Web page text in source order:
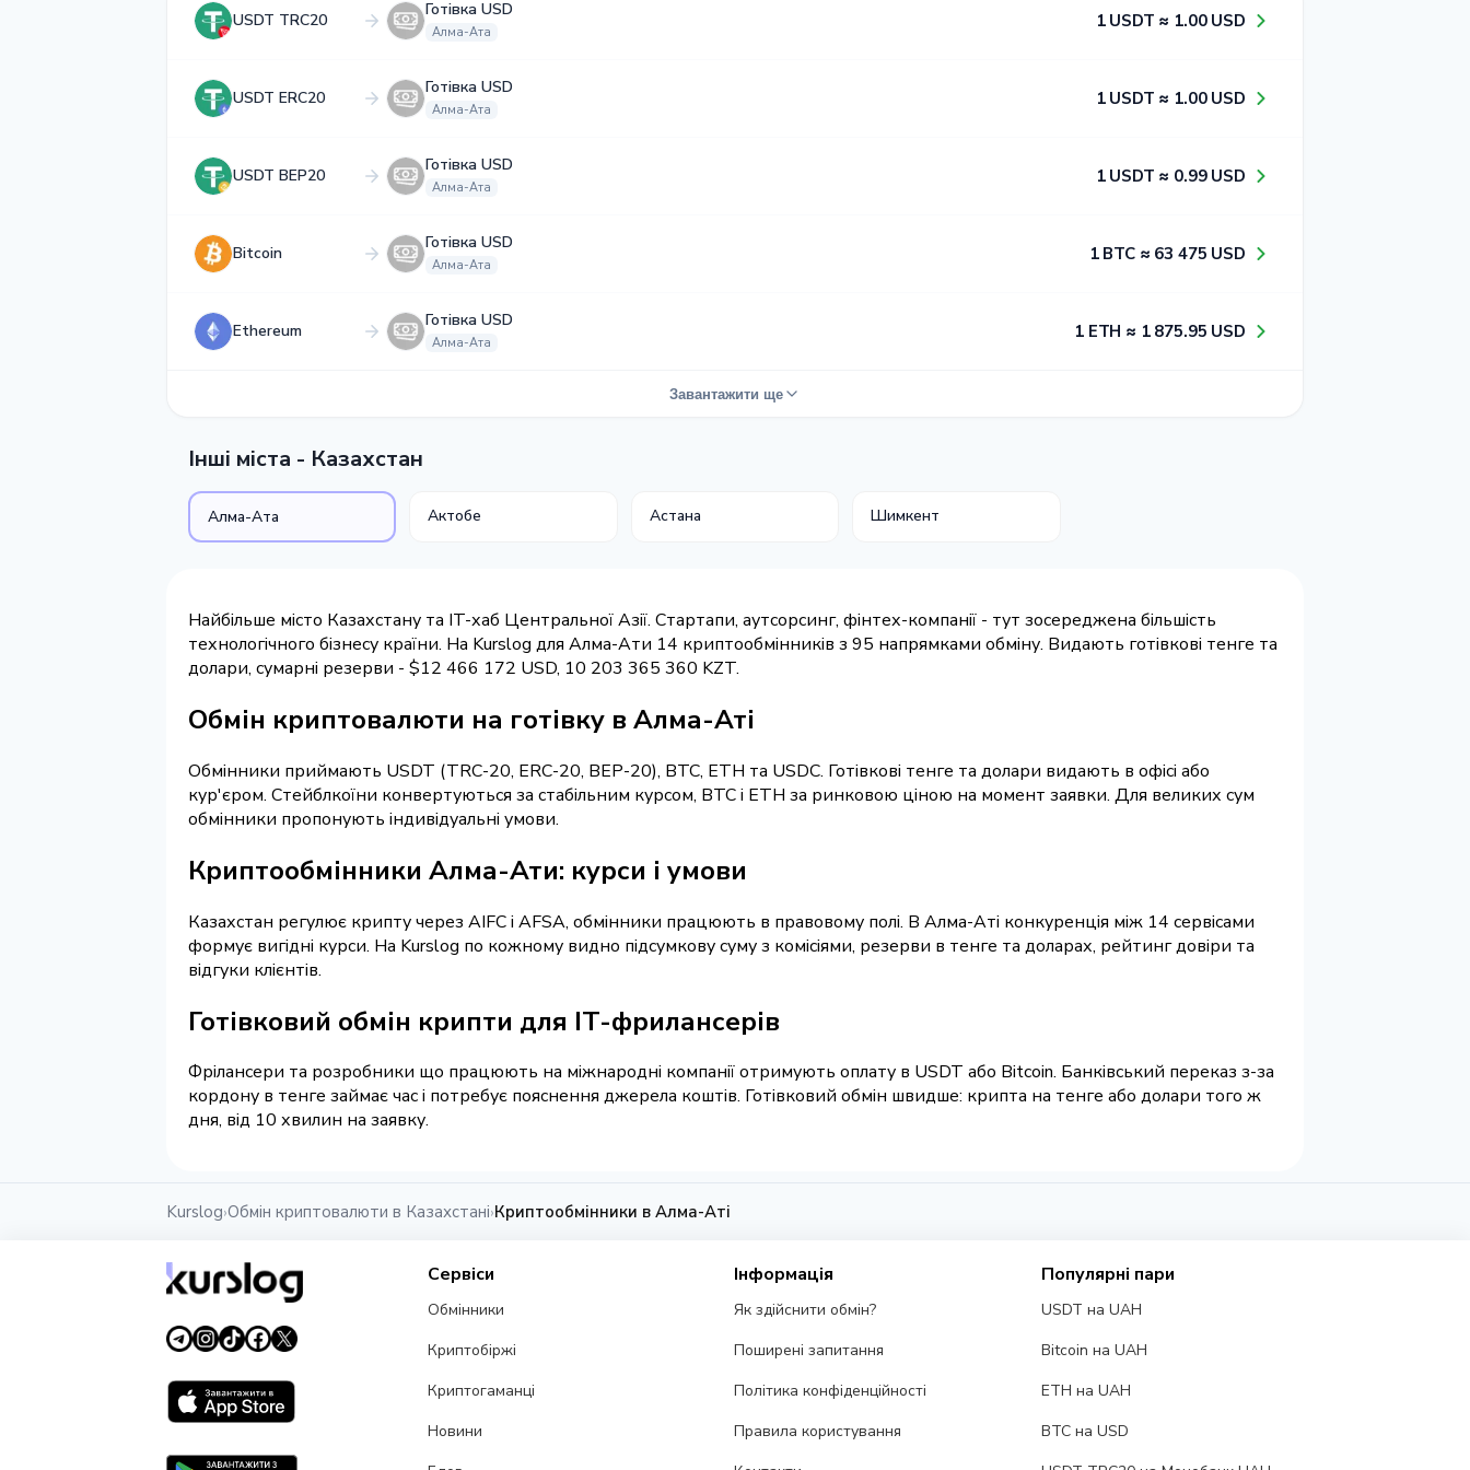
USDT TRC20
Готівка USD
Алма-Ата
1​ USDT ≈ 1​.0​0​ USD
USDT ERC20
Готівка USD
Алма-Ата
1​ USDT ≈ 1​.0​0​ USD
USDT BEP20
Готівка USD
Алма-Ата
1​ USDT ≈ 0​.9​9​ USD
Bitcoin
Готівка USD
Алма-Ата
1​ BTC ≈ 6​3​ 4​7​5​ USD
Ethereum
Готівка USD
Алма-Ата
1​ ETH ≈ 1​ 8​7​5​.9​5​ USD
Завантажити ще
Інші міста - Казахстан
Алма-Ата Актобе Астана Шимкент
Найбільше місто Казахстану та IT-хаб Центральної Азії. Стартапи, аутсорсинг, фінтех-компанії - тут зосереджена більшість
технологічного бізнесу країни. На Kurslog для Алма-Ати 14 криптообмінників з 95 напрямками обміну. Видають готівкові тенге та
долари, сумарні резерви - $12 466 172 USD, 10 203 365 360 KZT.
Обмін криптовалюти на готівку в Алма-Аті
Обмінники приймають USDT (TRC-20, ERC-20, BEP-20), BTC, ETH та USDC. Готівкові тенге та долари видають в офісі або
кур'єром. Стейблкоїни конвертуються за стабільним курсом, BTC і ETH за ринковою ціною на момент заявки. Для великих сум
обмінники пропонують індивідуальні умови.
Криптообмінники Алма-Ати: курси і умови
Казахстан регулює крипту через AIFC і AFSA, обмінники працюють в правовому полі. В Алма-Аті конкуренція між 14 сервісами
формує вигідні курси. На Kurslog по кожному видно підсумкову суму з комісіями, резерви в тенге та доларах, рейтинг довіри та
відгуки клієнтів.
Готівковий обмін крипти для IT-фрилансерів
Фрілансери та розробники що працюють на міжнародні компанії отримують оплату в USDT або Bitcoin. Банківський переказ з-за
кордону в тенге займає час і потребує пояснення джерела коштів. Готівковий обмін швидше: крипта на тенге або долари того ж
дня, від 10 хвилин на заявку.
Kurslog›Обмін криптовалюти в Казахстані›Криптообмінники в Алма-Аті
Сервіси
Обмінники
Криптобіржі
Криптогаманці
Новини
Інформація
Як здійснити обмін?
Поширені запитання
Політика конфіденційності
Правила користування
Популярні пари
USDT на UAH
Bitcoin на UAH
ETH на UAH
BTC на USD